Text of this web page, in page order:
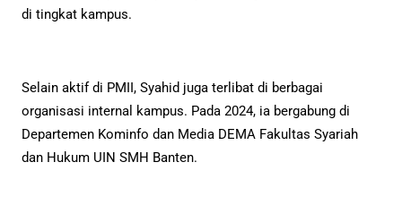
di tingkat kampus.
Selain aktif di PMII, Syahid juga terlibat di berbagai
organisasi internal kampus. Pada 2024, ia bergabung di
Departemen Kominfo dan Media DEMA Fakultas Syariah
dan Hukum UIN SMH Banten.